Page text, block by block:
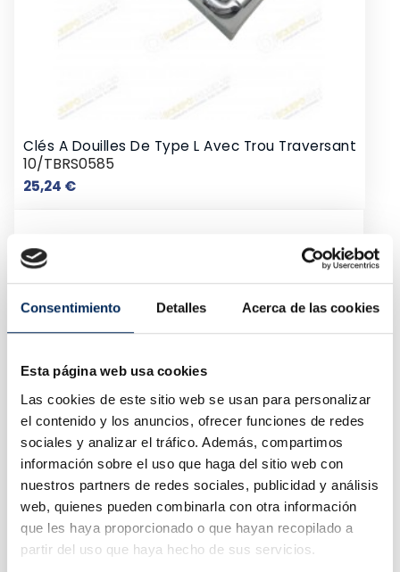
Consentimiento Detalles Acerca de las cookies
Esta página web usa cookies
Las cookies de este sitio web se usan para personalizar
el contenido y los anuncios, ofrecer funciones de redes
sociales y analizar el tráfico. Además, compartimos
información sobre el uso que haga del sitio web con
nuestros partners de redes sociales, publicidad y análisis
web, quienes pueden combinarla con otra información
que les haya proporcionado o que hayan recopilado a
partir del uso que haya hecho de sus servicios.
Clés A Douilles De Type L Avec Trou Traversant
10/TBRS0585
25,24 €Prix